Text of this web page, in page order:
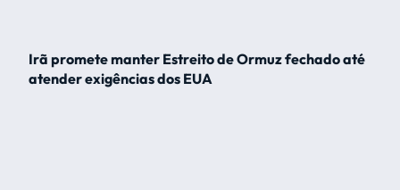
Irã promete manter Estreito de Ormuz fechado até
atender exigências dos EUA